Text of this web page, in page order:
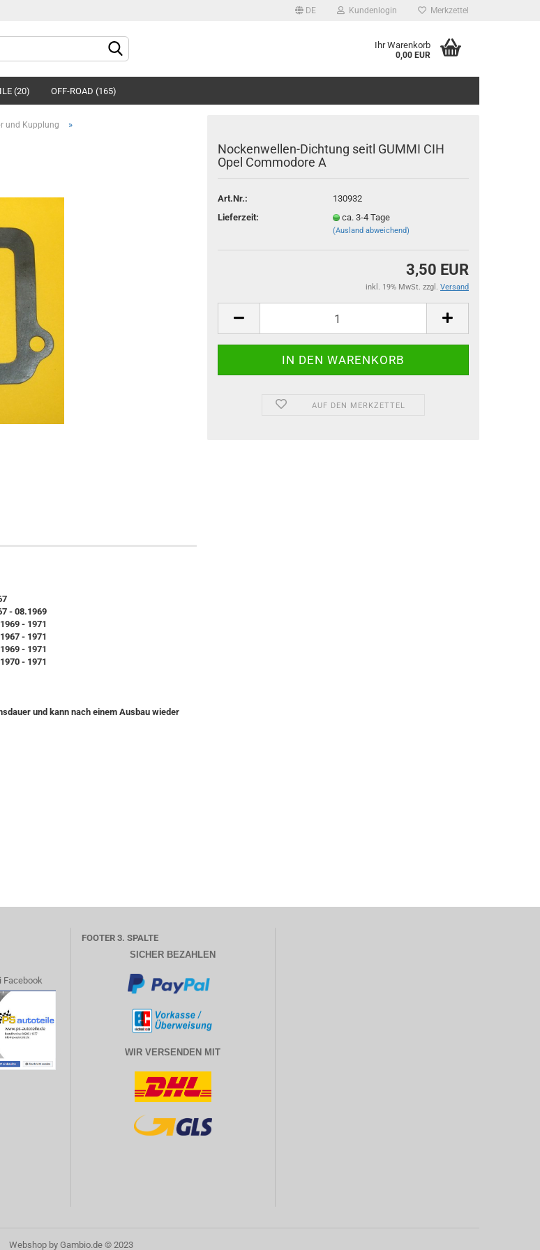
DE Kundenlogin
Konto erstellen
Passwort vergessen?
Merkzettel
Ihr Warenkorb
0,00 EUR
(20) OFF-ROAD (165)
und Kupplung »
Nockenwellen-Dichtung seitl GUMMI CIH
Opel Commodore A
Art.Nr.:
130932
Lieferzeit:
ca. 3-4 Tage
(Ausland abweichend)
3,50 EUR
inkl. 19% MwSt. zzgl. Versand
AUF DEN MERKZETTEL
- 08.1969
- 1971
- 1971
- 1971
- 1971
und kann nach einem Ausbau wieder
Facebook
FOOTER 3. SPALTE
SICHER BEZAHLEN
WIR VERSENDEN MIT
Webshop by Gambio.de © 2023